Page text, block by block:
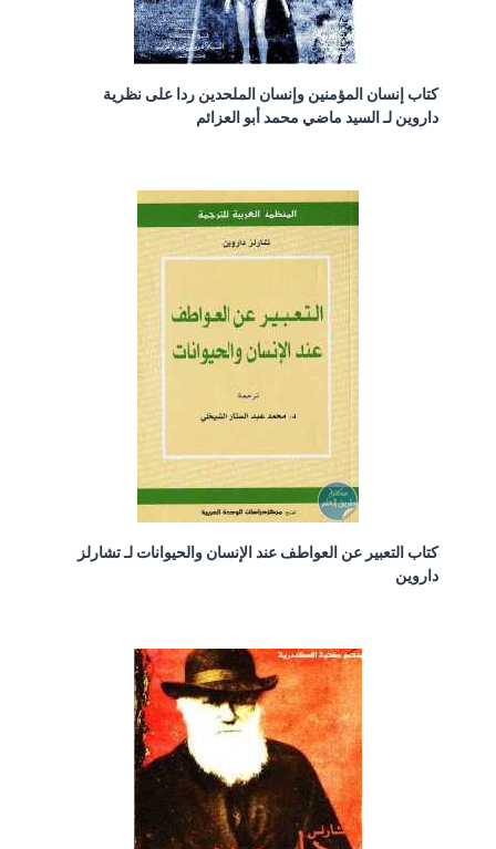
كتاب إنسان المؤمنين وإنسان الملحدين ردا على نظرية
داروين لـ السيد ماضي محمد أبو العزائم
كتاب التعبير عن العواطف عند الإنسان والحيوانات لـ تشارلز
داروين